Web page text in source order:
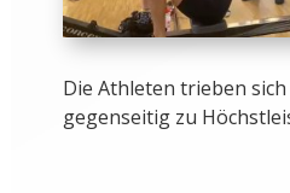
Die Athleten trieben
gegenseitig zu